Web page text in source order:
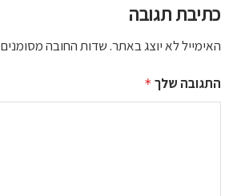
כתיבת תגובה
האימייל לא יוצג באתר.שדות החובה מסומנים
התגובה שלך *